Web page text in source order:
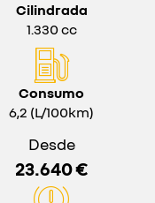
Cilindrada
1.330 cc
Consumo
6,2 (L/100km)
Desde
23.640 €